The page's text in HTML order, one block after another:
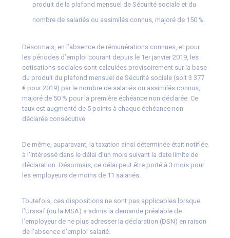
produit de la plafond mensuel de Sécurité sociale et du
nombre de salariés ou assimilés connus, majoré de 150 %.
Désormais, en l’absence de rémunérations connues, et pour
les périodes d’emploi courant depuis le 1er janvier 2019, les
cotisations sociales sont calculées provisoirement sur la base
du produit du plafond mensuel de Sécurité sociale (soit 3 377
€ pour 2019) par le nombre de salariés ou assimilés connus,
majoré de 50 % pour la première échéance non déclarée. Ce
taux est augmenté de 5 points à chaque échéance non
déclarée consécutive.
De même, auparavant, la taxation ainsi déterminée était notifiée
à l’intéressé dans le délai d’un mois suivant la date limite de
déclaration. Désormais, ce délai peut être porté à 3 mois pour
les employeurs de moins de 11 salariés.
Toutefois, ces dispositions ne sont pas applicables lorsque
l’Urssaf (ou la MSA) a admis la demande préalable de
l’employeur de ne plus adresser la déclaration (DSN) en raison
de l’absence d’emploi salarié.